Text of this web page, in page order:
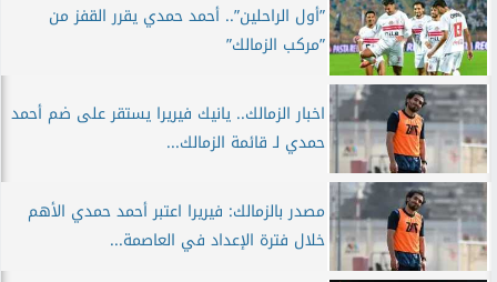
”أول الراحلين”.. أحمد حمدي يقرر القفز من
”مركب الزمالك”
اخبار الزمالك.. يانيك فيريرا يستقر على ضم أحمد
حمدي لـ قائمة الزمالك...
مصدر بالزمالك: فيريرا اعتبر أحمد حمدي الأهم
خلال فترة الإعداد في العاصمة...